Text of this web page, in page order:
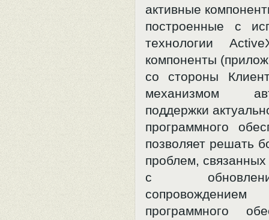
активные
построенные с
технологии
компоненты
со стороны
механизмом
поддержки
программного
позволяет решать
проблем, связанных
с
сопровождением
программного